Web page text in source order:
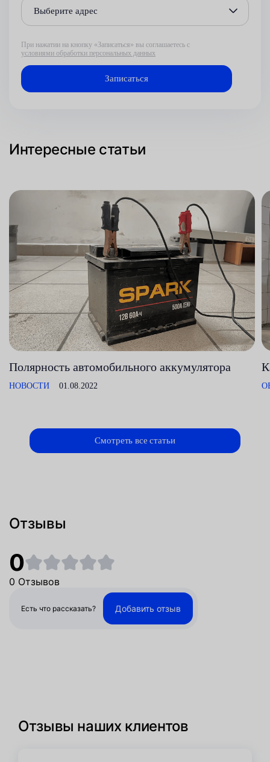
Выберите адрес
При нажатии на кнопку «Записаться» вы соглашаетесь с
условиями обработки персональных данных
Интересные статьи
Полярность автомобильного аккумулятора
НОВОСТИ 01.08.2022
Смотреть все статьи
Отзывы
0
0 Отзывов
Есть что рассказать? Добавить отзыв
Отзывы наших клиентов